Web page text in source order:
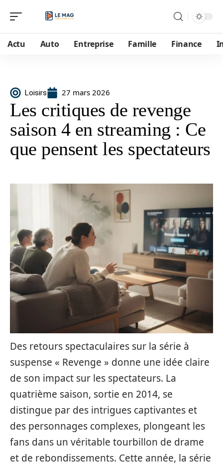
Actu Auto Entreprise Famille Finance
Loisirs 27 mars 2026
Les critiques de revenge
saison 4 en streaming : Ce
que pensent les spectateurs
Des retours spectaculaires sur la série à
suspense « Revenge » donne une idée claire
de son impact sur les spectateurs. La
quatrième saison, sortie en 2014, se
distingue par des intrigues captivantes et
des personnages complexes, plongeant les
fans dans un véritable tourbillon de drame
et de rebondissements. Cette année, la série